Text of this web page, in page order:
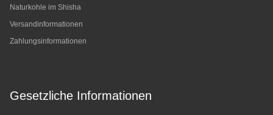
Naturkohle im Shisha
Versandinformationen
Zahlungsinformationen
Gesetzliche Informationen